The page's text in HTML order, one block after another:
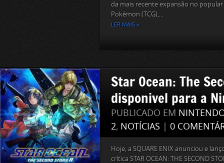
da mais recente expansão no popular
Pokémon (TCG),...
LER MAIS »
Star Ocean: The
disponivel para a
PUBLICADO EM
2, NOTÍCIAS 0
Hoje, a SQUARE ENIX anunciou e
crítica STAR OCEAN: THE SECOND